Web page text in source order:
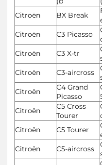
Citroën
BX Break
Citroën
C3 Picasso
Citroën
C3 X-tr
Citroën
C3-aircross
Citroën
C4 Grand
Picasso
Citroën
C5 Cross
Tourer
Citroën
C5 Tourer
Citroën
C5-aircross